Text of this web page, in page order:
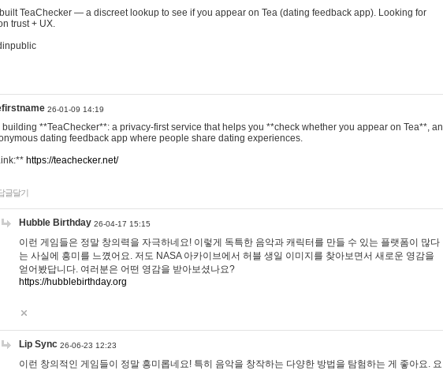
TeaChecker — a discreet lookup to see if you appear on Tea (dating feedback app). Looking for
trust + UX.
26-01-09 14:19
building **TeaChecker**: a privacy-first service that helps you **check whether you appear on Tea**, an
dating feedback app where people share dating experiences.
https://teachecker.net/
글달기
Hubble Birthday 26-04-17 15:15
이런 게임들은 정말 창의력을 자극하네요! 이렇게 독특한 음악과 캐릭터를 만들 수 있는 플랫폼이 많다
는 사실에 흥미를 느꼈어요. 저도 NASA 아카이브에서 허블 생일 이미지를 찾아보면서 새로운 영감을
얻어봤답니다. 여러분은 어떤 영감을 받아보셨나요?
https://hubblebirthday.org
Lip Sync 26-06-23 12:23
이런 창의적인 게임들이 정말 흥미롭네요! 특히 음악을 창작하는 다양한 방법을 탐험하는 게 좋아요. 요